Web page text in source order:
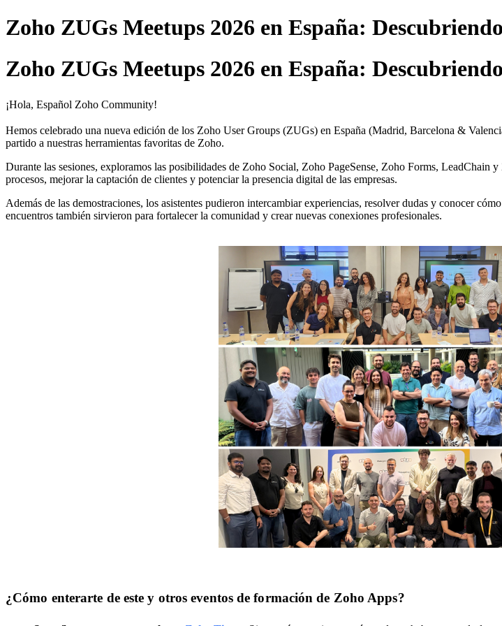
Zoho ZUGs Meetups 2026 en España:
Zoho ZUGs Meetups 2026 en España:
¡Hola, Español Zoho Community!
Hemos celebrado una nueva edición de los Zoho User Groups (ZUGs) en España (Madrid, Barcelona &
partido a nuestras herramientas favoritas de Zoho.
Durante las sesiones, exploramos las posibilidades de Zoho Social, Zoho PageSense, Zoho Forms,
procesos, mejorar la captación de clientes y potenciar la presencia digital de las empresas.
Además de las demostraciones, los asistentes pudieron intercambiar experiencias, resolver dudas y conocer
encuentros también sirvieron para fortalecer la comunidad y crear nuevas conexiones profesionales.
¿Cómo enterarte de este y otros eventos de formación de Zoho Apps?